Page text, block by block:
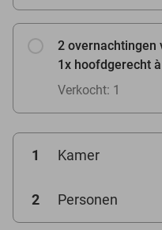
2 overnachtingen
1x hoofdgerecht
Verkocht: 1
1 Kamer
2 Personen